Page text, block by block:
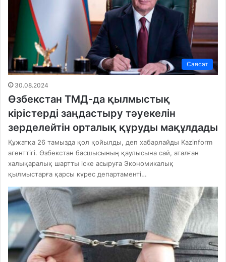
Саясат
30.08.2024
Өзбекстан ТМД-да қылмыстық
кірістерді заңдастыру тәуекелін
зерделейтін орталық құруды мақұлдады
Құжатқа 26 тамызда қол қойылды, деп хабарлайды Kazinform
агенттігі. Өзбекстан басшысының қаулысына сай, аталған
халықаралық шартты іске асыруға Экономикалық
қылмыстарға қарсы күрес департаменті…